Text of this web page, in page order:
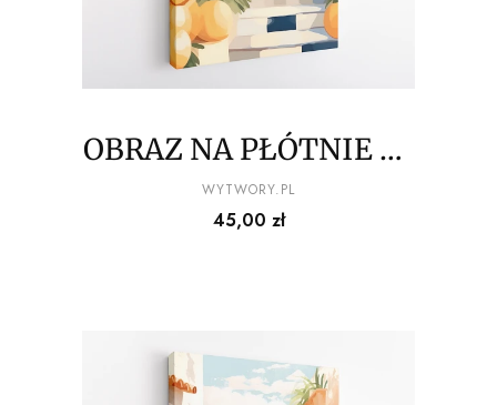
OBRAZ NA PŁÓTNIE La
Dolce Vita - Cytrusowa
uliczka pod wysoką
PRODUCENT
WYTWORY.PL
Cena
45,00 zł